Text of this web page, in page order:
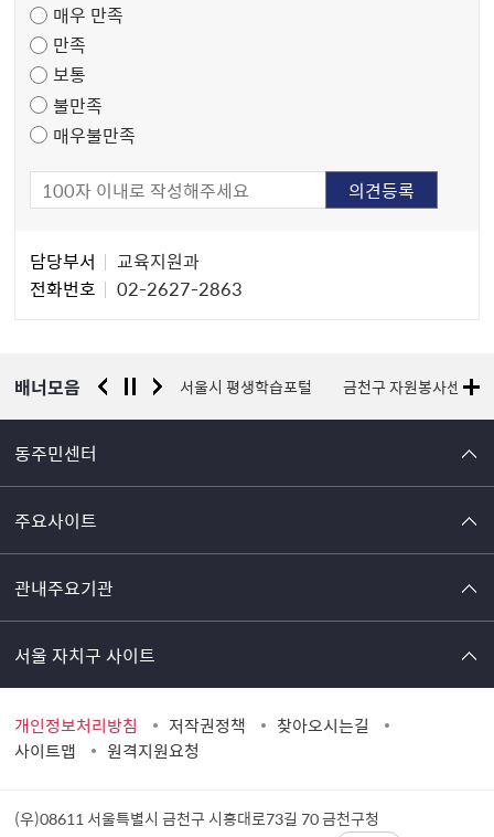
도
조
사
매우 만족
만족
보통
불만족
매우불만족
자
담당부서
교육지원과
전화번호
02-2627-2863
배너모음
경찰청 유실물 통합포털 서울시 평생학습포털 금천구 자원봉사센터
동주민센터
주요사이트
관내주요기관
서울 자치구 사이트
개인정보처리방침 저작권정책
찾아오시는길
사이트맵
원격지원요청
(우)08611 서울특별시 금천구 시흥대로73길 70금천구청